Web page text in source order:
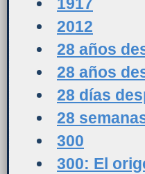
2012
28 años
28 años
28 días
28
300
300: El